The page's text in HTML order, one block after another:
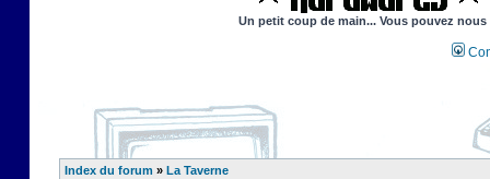
Un petit coup de main... Vous pouvez
Index du forum » La Taverne